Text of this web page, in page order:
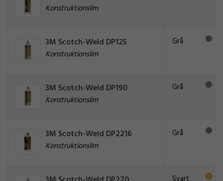
Konstruktionslim
3M Scotch-Weld DP125
Konstruktionslim
Grå
3M Scotch-Weld DP190
Konstruktionslim
Grå
3M Scotch-Weld DP2216
Konstruktionslim
Grå